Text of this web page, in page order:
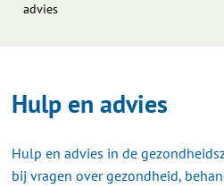
advies
Hulp en advies
Hulp en advies in de
bij vragen over gezondheid,